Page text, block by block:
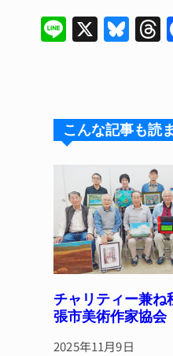
Li
n
X Bl
u
k
こんな記事も読
チャリティー兼
張市美術作家協
2025年11月9日